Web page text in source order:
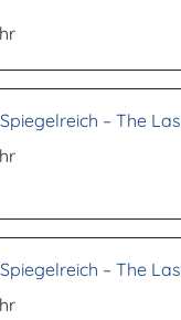
Spiegelreich – The
Spiegelreich – The